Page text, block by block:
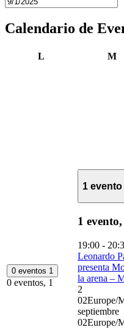
Calendario de
Llunes M
0 eventos 1
0 eventos, 1
1 evento
1 evento,
19:00 -
Leonardo
presenta
la arena –
2
02Europe/
septiembre
02Europe/